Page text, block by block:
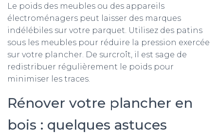
Le poids des meubles ou des appareils
électroménagers peut laisser des marques
indélébiles sur votre parquet. Utilisez des patins
sous les meubles pour réduire la pression exercée
sur votre plancher. De surcroît, il est sage de
redistribuer régulièrement le poids pour
minimiser les traces.
Rénover votre plancher en
bois : quelques astuces